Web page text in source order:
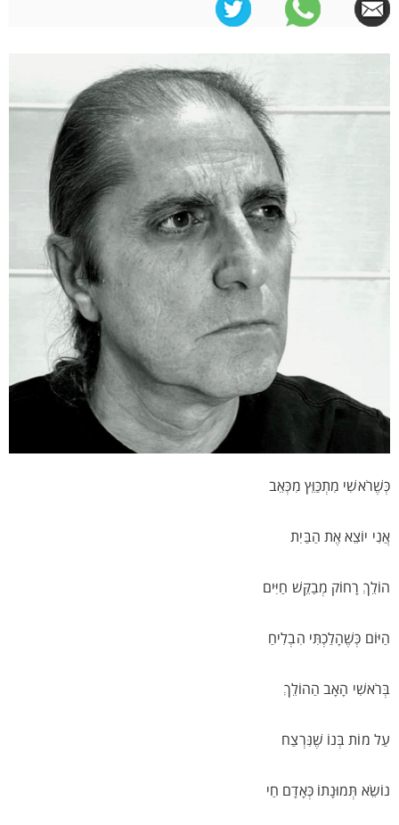
כְּשֶׁרֹאשִׁי מִתְכַּוֵּץ מִכְּאֵב
אֲנִי יוֹצֵא אֶת הַבַּיִת
הוֹלֵךְ רָחוֹק מְבַקֵּשׁ חַיִּים
הַיּוֹם כְּשֶׁהָלַכְתִּי הִבְלִיחַ
בְּרֹאשִׁי הָאָב הַהוֹלֵךְ
עַל מוֹת בְּנוֹ שֶׁנִּרְצַח
נוֹשֵׂא תְּמוּנָתוֹ כְּאָדָם חַי